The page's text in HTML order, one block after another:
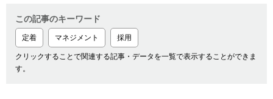
この記事のキーワード
定着 マネジメント 採用
クリックすることで関連する記事・データを一覧で表示することができま
す。